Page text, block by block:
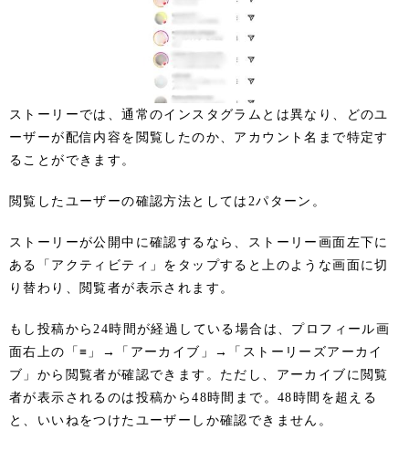
ストーリーでは、通常のインスタグラムとは異なり、どのユ
ーザーが配信内容を閲覧したのか、アカウント名まで特定す
ることができます。
閲覧したユーザーの確認方法としては2パターン。
ストーリーが公開中に確認するなら、ストーリー画面左下に
ある「アクティビティ」をタップすると上のような画面に切
り替わり、閲覧者が表示されます。
もし投稿から24時間が経過している場合は、プロフィール画
面右上の「≡」→「アーカイブ」→「ストーリーズアーカイ
ブ」から閲覧者が確認できます。ただし、アーカイブに閲覧
者が表示されるのは投稿から48時間まで。48時間を超える
と、いいねをつけたユーザーしか確認できません。